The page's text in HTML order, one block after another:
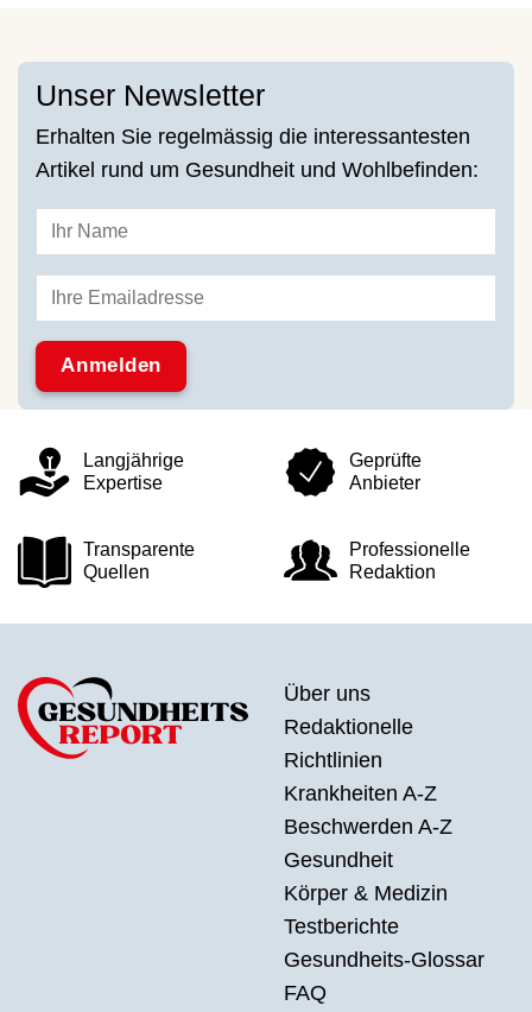
Unser Newsletter
Erhalten Sie regelmässig die interessantesten
Artikel rund um Gesundheit und Wohlbefinden:
Langjährige
Expertise
Geprüfte
Anbieter
Transparente
Quellen
Professionelle
Redaktion
Über uns
Redaktionelle
Richtlinien
Krankheiten A-Z
Beschwerden A-Z
Gesundheit
Körper & Medizin
Testberichte
Gesundheits-Glossar
FAQ